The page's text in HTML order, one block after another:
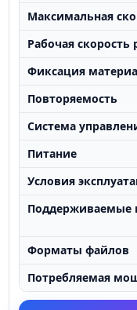
Максимальная
Рабочая скорость
Фиксация
Повторяемость
Система
Питание
Условия
Поддерживаемые
Форматы файлов
Потребляемая